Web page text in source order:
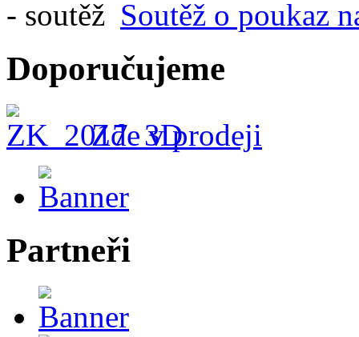
Soutěž o poukaz
Doporučujeme
Zde v prodeji
Partneři